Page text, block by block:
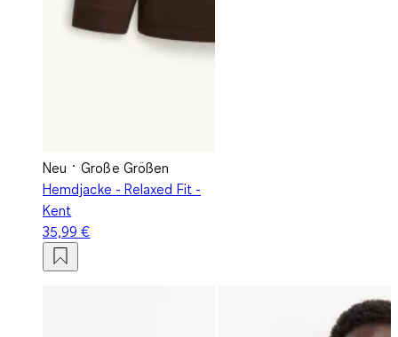
Neu
Große Größen
Hemdjacke - Relaxed Fit -
Kent
35,99 €